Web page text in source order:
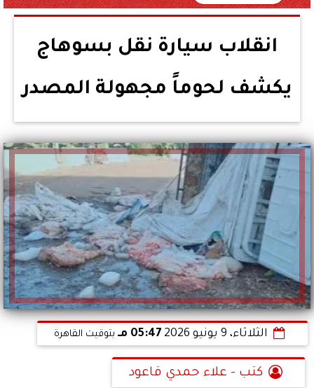
انقلاب سيارة نقل بسوهاج
يكشف لحوماً مجهولة المصدر
الثلاثاء، 9 يونيو 2026 05:47 مـ بتوقيت القاهرة
كتب - علاء حمدي قاعود